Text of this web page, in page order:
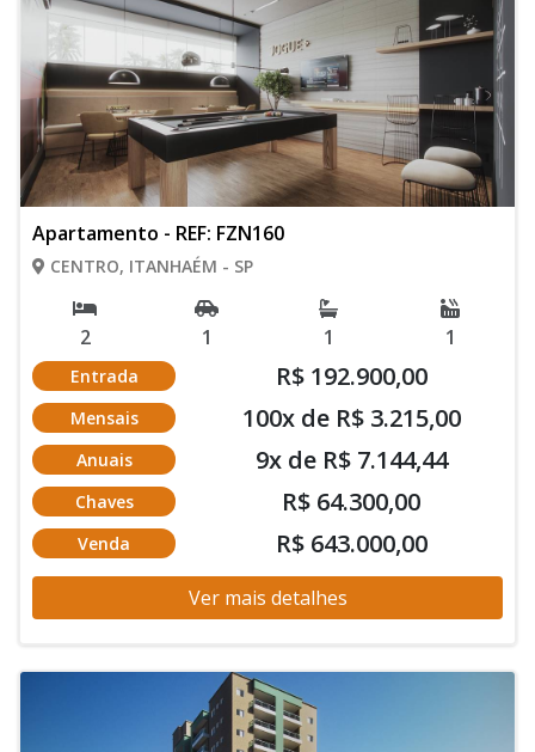
Apartamento - REF: FZN160
CENTRO, ITANHAÉM - SP
2 1 1 1
Entrada R$ 192.900,00
Mensais 100x de R$ 3.215,00
Anuais 9x de R$ 7.144,44
Chaves R$ 64.300,00
Venda R$ 643.000,00
Ver mais detalhes